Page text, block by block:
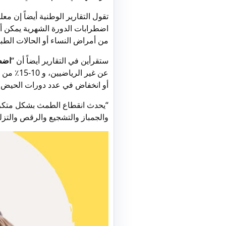
تقول التقارير الوطنية أيضاً إن
اضطرابات الدورة الشهرية
من أمراض النساء أو الحالات
ستقرأين في التقارير أيضاً أن “
عن غير
أو انخفاض في عدد دورات الحيض
“يحدث انقطاع الطمث بشكل
والجمباز والتشجيع والرقص